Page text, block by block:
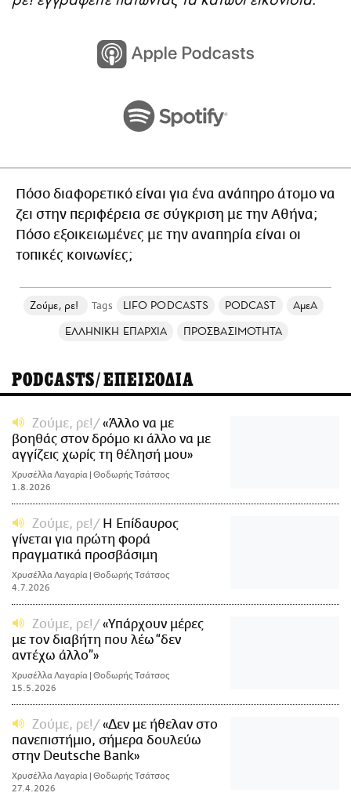
Πόσο διαφορετικό είναι για ένα ανάπηρο άτομο να
ζει στην περιφέρεια σε σύγκριση με την Αθήνα;
Πόσο εξοικειωμένες με την αναπηρία είναι οι
τοπικές κοινωνίες;
Ζούμε, ρε! LIFO PODCASTS PODCAST
AμεΑ
ΕΛΛΗΝΙΚΗ ΕΠΑΡΧΙΑ
ΠΡΟΣΒΑΣΙΜΟΤΗΤΑ
PODCASTS/ΕΠΕΙΣΟΔΙΑ
Ζούμε, ρε!
«Άλλο να με
βοηθάς στον δρόμο κι άλλο να με
αγγίζεις χωρίς τη θέλησή μου»
Χρυσέλλα Λαγαρία | Θοδωρής Τσάτσος
1.8.2026
Ζούμε, ρε!
Η Επίδαυρος
γίνεται για πρώτη φορά
πραγματικά προσβάσιμη
Χρυσέλλα Λαγαρία | Θοδωρής Τσάτσος
4.7.2026
Ζούμε, ρε!
«Υπάρχουν μέρες
με τον διαβήτη που λέω “δεν
αντέχω άλλο”»
Χρυσέλλα Λαγαρία | Θοδωρής Τσάτσος
15.5.2026
Ζούμε, ρε!
«Δεν με ήθελαν στο
πανεπιστήμιο, σήμερα δουλεύω
στην Deutsche Bank»
Χρυσέλλα Λαγαρία | Θοδωρής Τσάτσος
27.4.2026